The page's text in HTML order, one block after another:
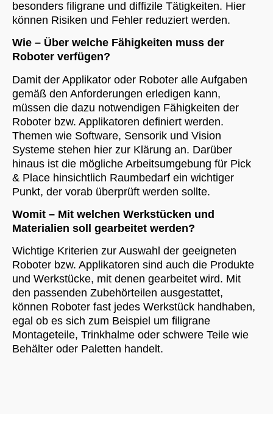
besonders filigrane und diffizile Tätigkeiten. Hier
können Risiken und Fehler reduziert werden.
Wie – Über welche Fähigkeiten muss der
Roboter verfügen?
Damit der Applikator oder Roboter alle Aufgaben
gemäß den Anforderungen erledigen kann,
müssen die dazu notwendigen Fähigkeiten der
Roboter bzw. Applikatoren definiert werden.
Themen wie Software, Sensorik und Vision
Systeme stehen hier zur Klärung an. Darüber
hinaus ist die mögliche Arbeitsumgebung für Pick
& Place hinsichtlich Raumbedarf ein wichtiger
Punkt, der vorab überprüft werden sollte.
Womit – Mit welchen Werkstücken und
Materialien soll gearbeitet werden?
Wichtige Kriterien zur Auswahl der geeigneten
Roboter bzw. Applikatoren sind auch die Produkte
und Werkstücke, mit denen gearbeitet wird. Mit
den passenden Zubehörteilen ausgestattet,
können Roboter fast jedes Werkstück handhaben,
egal ob es sich zum Beispiel um filigrane
Montageteile, Trinkhalme oder schwere Teile wie
Behälter oder Paletten handelt.